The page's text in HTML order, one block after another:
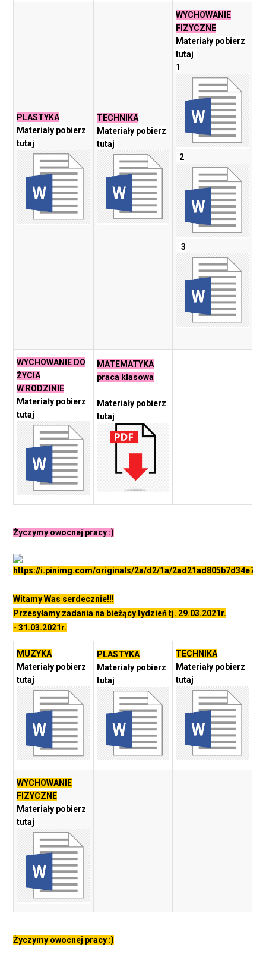
PLASTYKA
Materiały pobierz
tutaj
TECHNIKA
Materiały pobierz
tutaj
WYCHOWANIE
FIZYCZNE
Materiały pobierz
tutaj
1
2
3
WYCHOWANIE DO
ŻYCIA
W RODZINIE
Materiały pobierz
tutaj
MATEMATYKA
praca klasowa
Materiały pobierz
tutaj
Życzymy owocnej pracy :)
Witamy Was serdecznie!!!
Przesyłamy zadania na bieżący tydzień tj. 29.03.2021r.
- 31.03.2021r.
MUZYKA
Materiały pobierz
tutaj
PLASTYKA
Materiały pobierz
tutaj
TECHNIKA
Materiały pobierz
tutaj
WYCHOWANIE
FIZYCZNE
Materiały pobierz
tutaj
Życzymy owocnej pracy :)